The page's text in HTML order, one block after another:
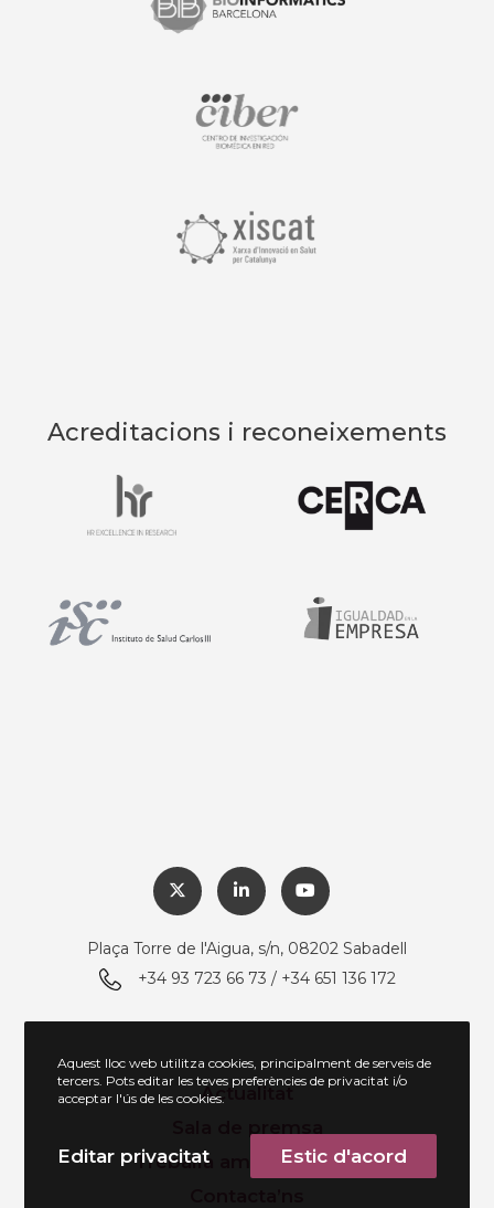
Acreditacions i reconeixements
Plaça Torre de l'Aigua, s/n, 08202 Sabadell
+34 93 723 66 73 / +34 651 136 172
Actualitat
Treballa amb nosaltres
Aquest lloc web utilitza cookies, principalment de serveis de
tercers. Pots editar les teves preferències de privacitat i/o
acceptar l'ús de les cookies.
Editar privacitat Estic d'acord